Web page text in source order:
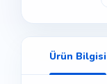
Ürün Bilgisi